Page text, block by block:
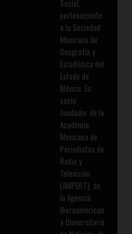
Social,
perteneciente
a la Sociedad
Mexicana de
Geografía y
Estadística del
Estado de
México. Es
socio
fundador de la
Academia
Mexicana de
Periodistas de
Radio y
Televisión
(AMPERT), de
la Agencia
Iberoamerican
a Universitaria